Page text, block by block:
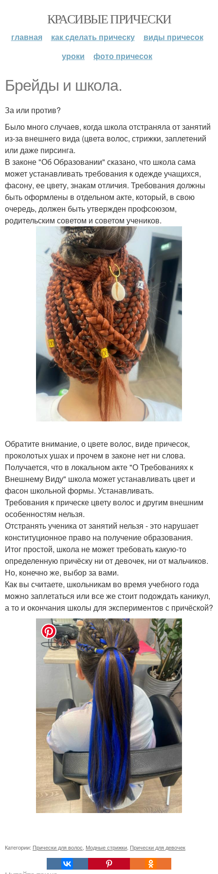
КРАСИВЫЕ ПРИЧЕСКИ
главная как сделать прическу
виды причесок
уроки
фото причесок
Брейды и школа.
За или против?
Было много случаев, когда школа отстраняла от занятий
из-за внешнего вида (цвета волос, стрижки, заплетений
или даже пирсинга.
В законе "Об Образовании" сказано, что школа сама
может устанавливать требования к одежде учащихся,
фасону, ее цвету, знакам отличия. Требования должны
быть оформлены в отдельном акте, который, в свою
очередь, должен быть утвержден профсоюзом,
родительским советом и советом учеников.
Обратите внимание, о цвете волос, виде причесок,
проколотых ушах и прочем в законе нет ни слова.
Получается, что в локальном акте "О Требованиях к
Внешнему Виду" школа может устанавливать цвет и
фасон школьной формы. Устанавливать.
Требования к прическе цвету волос и другим внешним
особенностям нельзя.
Отстранять ученика от занятий нельзя - это нарушает
конституционное право на получение образования.
Итог простой, школа не может требовать какую-то
определенную причёску ни от девочек, ни от мальчиков.
Но, конечно же, выбор за вами.
Как вы считаете, школьникам во время учебного года
можно заплетаться или все же стоит подождать каникул,
а то и окончания школы для экспериментов с причёской?
Категории: Прически для волос Модные стрижки Прически для девочек